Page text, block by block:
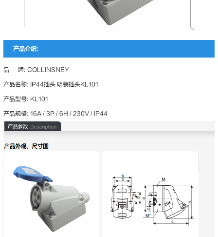
产品介绍:
品 牌: COLLINSNEY
产品名称: IP44插头 明装插头KL101
产品型号: KL101
产品规格: 16A / 3P / 6H / 230V / IP44